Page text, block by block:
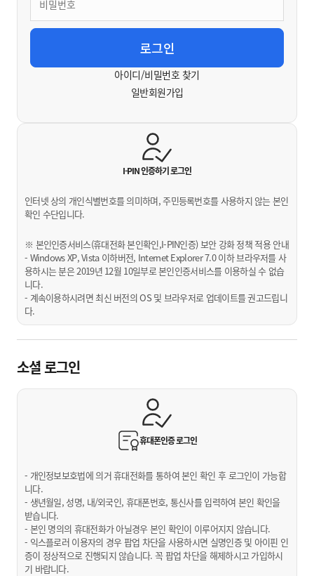
아이디/비밀번호 찾기
일반회원가입
I-PIN 인증하기로그인
인터넷 상의 개인식별번호를 의미하며, 주민등록번호를 사용하지 않는 본인
확인 수단입니다.
※ 본인인증서비스(휴대전화 본인확인,I-PIN인증) 보안 강화 정책 적용 안내
- Windows XP, Vista 이하버전, Internet Explorer 7.0 이하 브라우저를 사
용하시는 분은 2019년 12월 10일부로 본인인증서비스를 이용하실 수 없습
니다.
- 계속이용하시려면 최신 버전의 OS 및 브라우저로 업데이트를 권고드립니
다.
소셜 로그인
휴대폰인증로그인
- 개인정보보호법에 의거 휴대전화를 통하여 본인 확인 후 로그인이 가능합
니다.
- 생년월일, 성명, 내/외국인, 휴대폰번호, 통신사를 입력하여 본인 확인을
받습니다.
- 본인 명의의 휴대전화가 아닐경우 본인 확인이 이루어지지 않습니다.
- 익스플로러 이용자의 경우 팝업 차단을 사용하시면 실명인증 및 아이핀 인
증이 정상적으로 진행되지 않습니다. 꼭 팝업 차단을 해제하시고 가입하시
기 바랍니다.